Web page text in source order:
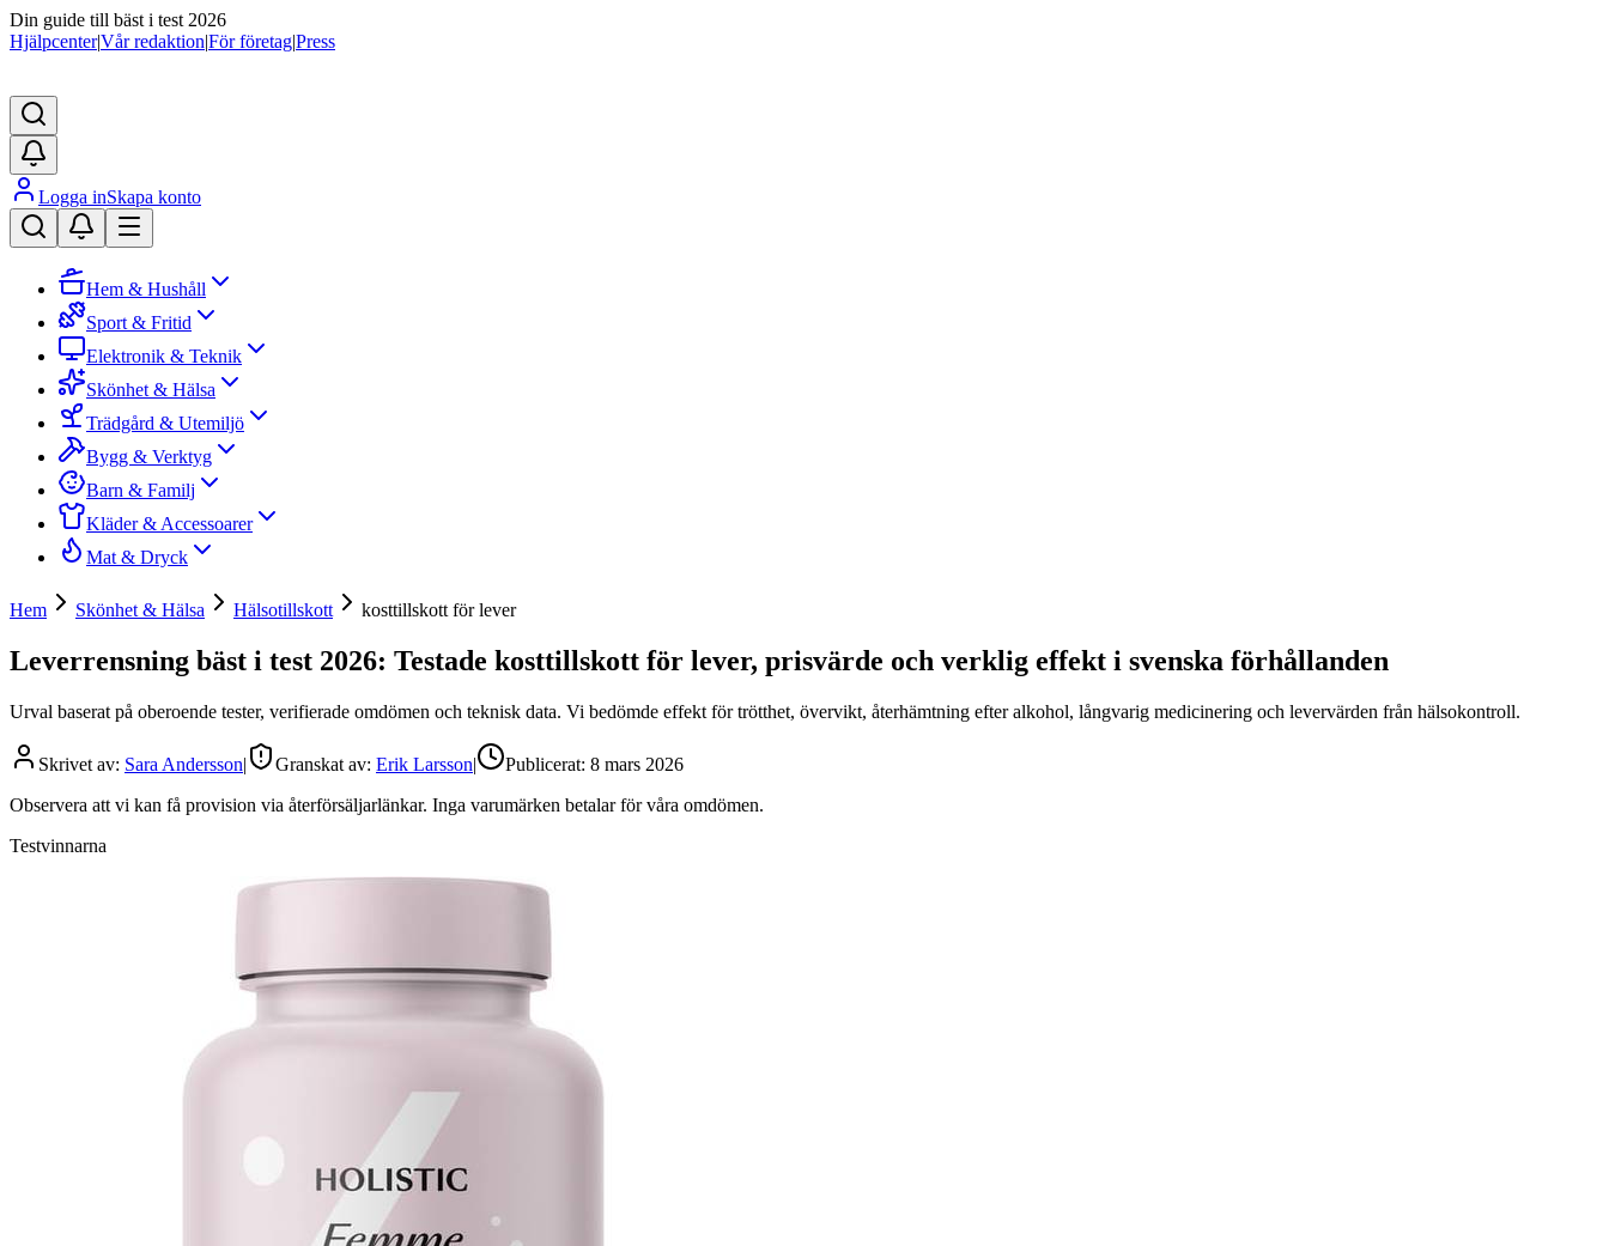
Din guide till bäst i test 2026
Hjälpcenter|Vår redaktion|För företag|Press
Logga inSkapa konto
Hem & Hushåll
Sport & Fritid
Elektronik & Teknik
Skönhet & Hälsa
Trädgård & Utemiljö
Bygg & Verktyg
Barn & Familj
Kläder & Accessoarer
Mat & Dryck
Hem Skönhet & Hälsa Hälsotillskott kosttillskott för lever
Leverrensning bäst i test 2026: Testade kosttillskott för lever, prisvärde och verklig effekt i svenska förhållanden
Urval baserat på oberoende tester, verifierade omdömen och teknisk data. Vi bedömde effekt för trötthet, övervikt, återhämtning efter alkohol, långvarig medicinering och levervärden från hälsokontroll.
Skrivet av: Sara Andersson| Granskat av: Erik Larsson| Publicerat: 8 mars 2026
Observera att vi kan få provision via återförsäljarlänkar. Inga varumärken betalar för våra omdömen.
Testvinnarna